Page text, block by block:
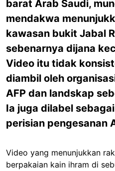
barat Arab Saudi,
mendakwa
kawasan bukit Jabal
sebenarnya dijana
Video itu tidak
diambil oleh
AFP dan landskap
Ia juga dilabel
perisian pengesanan
Video yang menunjukkan
berpakaian kain ihram di